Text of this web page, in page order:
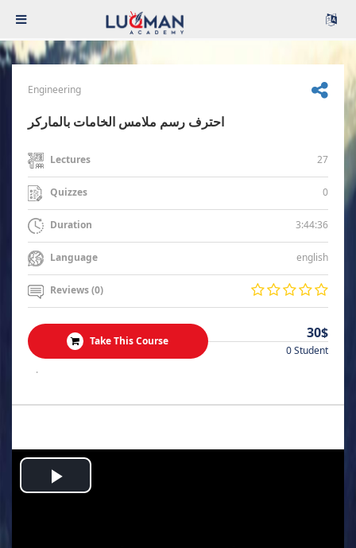
Engineering
احترف رسم ملامس الخامات بالماركر
Lectures 27
Quizzes 0
Duration 3:44:36
Language english
Reviews (0)
Take This Course 30$
0 Student
.
Play